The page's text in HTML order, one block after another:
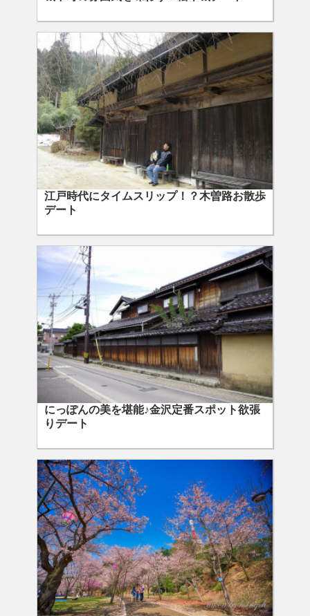
江戸時代にタイムスリップ！？木曽路お散歩
デート
にっぽんの美を堪能♪金沢定番スポット欲張
りデート